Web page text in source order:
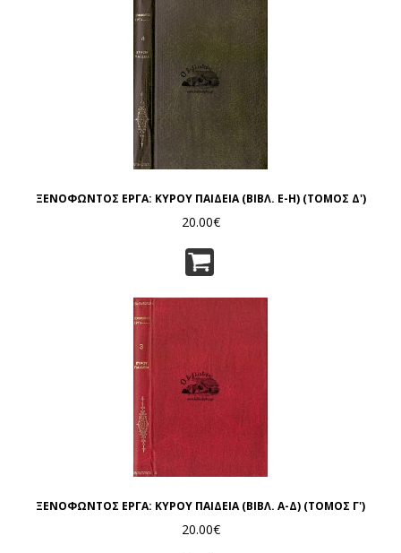
ΞΕΝΟΦΩΝΤΟΣ ΕΡΓΑ: ΚΥΡΟΥ ΠΑΙΔΕΙΑ (ΒΙΒΛ. Ε-Η) (ΤΟΜΟΣ Δ')
20.00€
ΞΕΝΟΦΩΝΤΟΣ ΕΡΓΑ: ΚΥΡΟΥ ΠΑΙΔΕΙΑ (ΒΙΒΛ. Α-Δ) (ΤΟΜΟΣ Γ')
20.00€